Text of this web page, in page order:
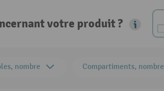
votre produit ?
nombre Compartiments, nombre